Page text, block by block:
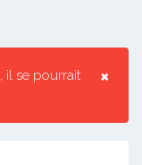
×
, il se pourrait